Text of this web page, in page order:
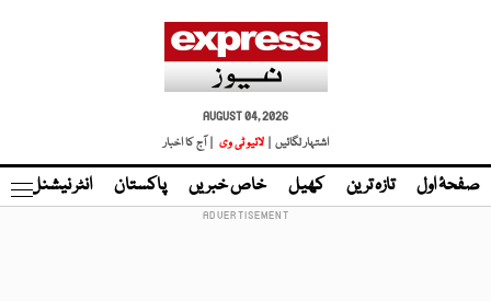
AUGUST 04, 2026
اشتہار لگائیں |
لائیو ٹی وی | آج کا اخبار
صفحۂ اول تازہ ترین کھیل خاص خبریں پاکستان انٹر نیشنل